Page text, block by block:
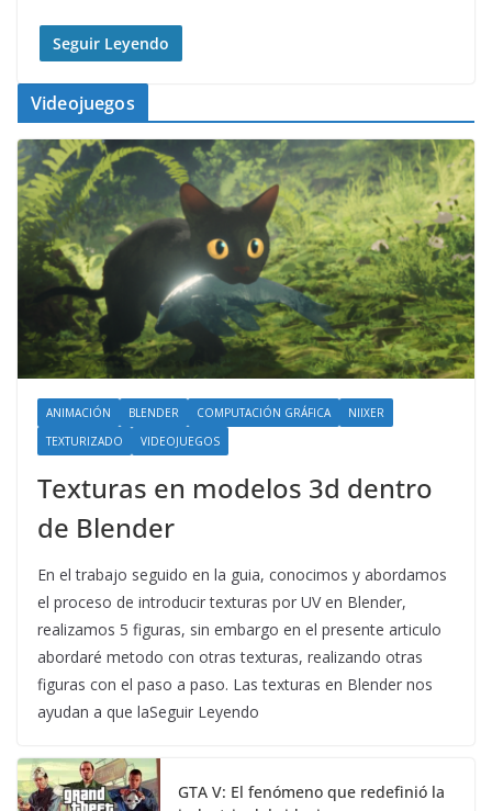
Seguir Leyendo
Videojuegos
ANIMACIÓN BLENDER COMPUTACIÓN GRÁFICA
NIIXER
TEXTURIZADO
VIDEOJUEGOS
Texturas en modelos 3d dentro
de Blender
En el trabajo seguido en la guia, conocimos y abordamos
el proceso de introducir texturas por UV en Blender,
realizamos 5 figuras, sin embargo en el presente articulo
abordaré metodo con otras texturas, realizando otras
figuras con el paso a paso. Las texturas en Blender nos
ayudan a que laSeguir Leyendo
GTA V: El fenómeno que redefinió la